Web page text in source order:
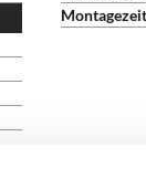
Montagezeit